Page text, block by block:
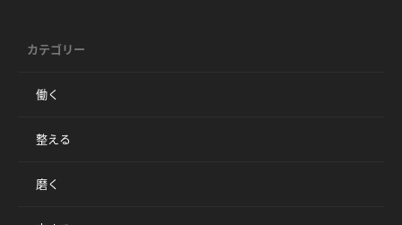
カテゴリー
働く
整える
磨く